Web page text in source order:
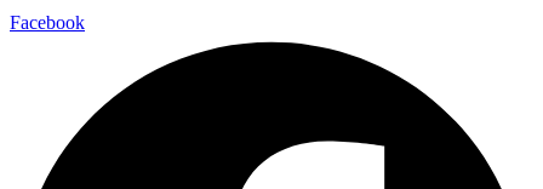
Facebook